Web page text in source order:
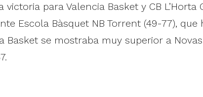
victoria para Valencia Basket y CB L’Horta
Escola Bàsquet NB Torrent (49-77), que
se mostraba muy superior a